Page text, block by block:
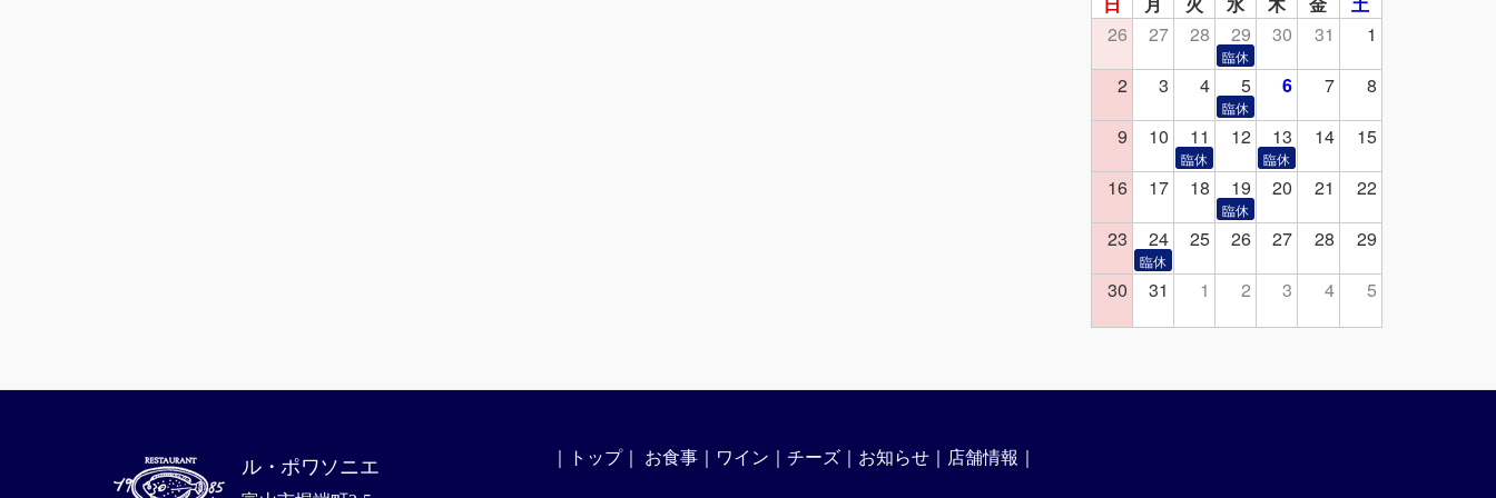
26
27 28 29 30 31
1
2
3 4 5 6 7
8
9
10 11 12 13 14
15
16
17 18 19 20 21
22
23
24 25 26 27 28
29
30
31 1 2 3 4 5
ル・ポワソニエ トップ｜ お食事 ワイン ｜チーズ お知らせ 店舗情報